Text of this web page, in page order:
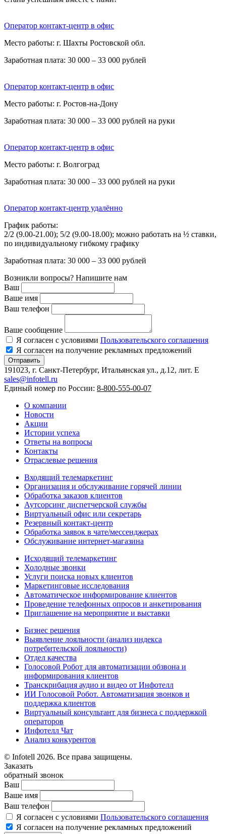
Оператор контакт-центр в офис
Место работы: г. Шахты Ростовской обл.
Заработная плата: 30 000 – 33 000 рублей
Оператор контакт-центр в офис
Место работы: г. Ростов-на-Дону
Заработная плата: 30 000 – 33 000 рублей на руки
Оператор контакт-центр в офис
Место работы: г. Волгоград
Заработная плата: 30 000 – 33 000 рублей на руки
Оператор контакт-центр удалённо
График работы:
2/2 (9.00-21.00); 5/2 (9.00-18.00); можно работать на ½ ставки,
по индивидуальному гибкому графику
Заработная плата: 30 000 – 33 000 рублей
Возникли вопросы? Напишите нам
Ваш
Ваше имя
Ваш телефон
Ваше сообщение
Я согласен с условиями Пользовательского соглашения
Я согласен на получение рекламных предложений
Отправить
191023, г. Санкт-Петербург, Итальянская ул., д.12, лит. E
sales@infotell.ru
Единый номер по России: 8-800-555-00-07
О компании
Новости
Акции
Истории успеха
Ответы на вопросы
Контакты
Отраслевые решения
Входящий телемаркетинг
Организация и обслуживание горячей линии
Обработка заказов клиентов
Аутсорсинг диспетчерской службы
Виртуальный офис или секретарь
Резервный контакт-центр
Обработка заявок в чате/мессенджерах
Обслуживание интернет-магазина
Исходящий телемаркетинг
Холодные звонки
Услуги поиска новых клиентов
Маркетинговые исследования
Автоматическое информирование клиентов
Проведение телефонных опросов и анкетирования
Приглашение на мероприятие и выставки
Бизнес решения
Выявление лояльности (анализ индекса
потребительской лояльности)
Отдел качества
Голосовой Робот для автоматизации обзвона и
информирования клиентов
Транскрибация аудио и видео от Инфотелл
ИИ Голосовой Робот. Автоматизация звонков и
поддержка клиентов
Виртуальный консультант для бизнеса с поддержкой
операторов
Инфотелл Чат
Анализ конкурентов
© Infotell 2026. Все права защищены.
Заказать
обратный звонок
Ваш
Ваше имя
Ваш телефон
Я согласен с условиями Пользовательского соглашения
Я согласен на получение рекламных предложений